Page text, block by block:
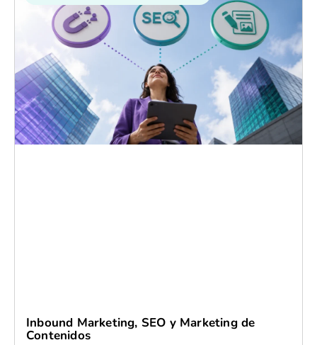
Inbound Marketing, SEO y Marketing de
Contenidos